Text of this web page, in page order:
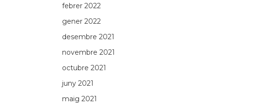
febrer 2022
gener 2022
desembre 2021
novembre 2021
octubre 2021
juny 2021
maig 2021